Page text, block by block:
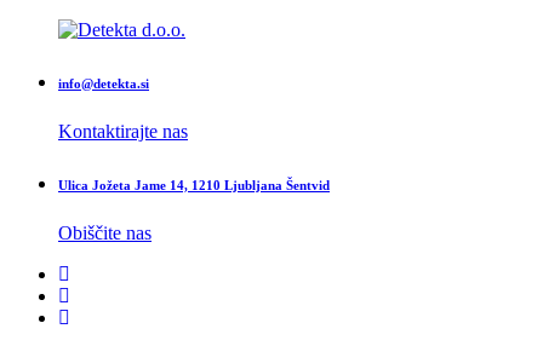
info@detekta.si
Kontaktirajte nas
Ulica Jožeta Jame 14, 1210 Ljubljana Šentvid
Obiščite nas